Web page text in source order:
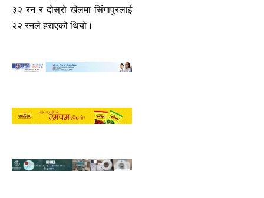
३२ रन र दोस्रो खेलमा सिंगापुरलाई
२२ रनले हराएको थियो।